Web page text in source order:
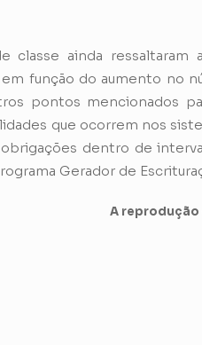
classe ainda
função do aumento no
pontos mencionados
que ocorrem nos
dentro de
Gerador de
A